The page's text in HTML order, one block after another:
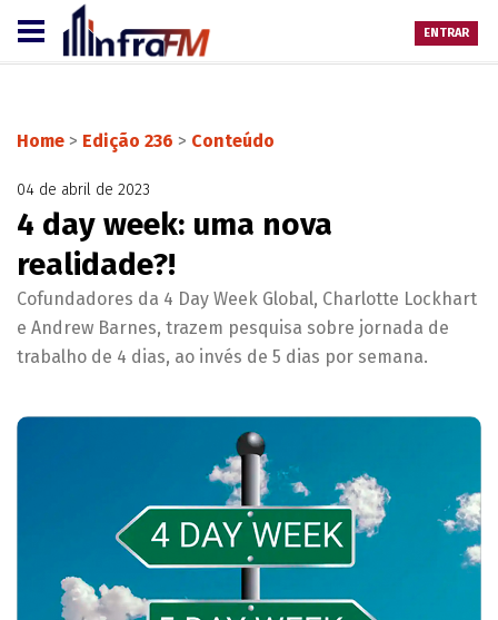
ENTRAR
Home > Edição 236 > Conteúdo
04 de abril de 2023
4 day week: uma nova
realidade?!
Cofundadores da 4 Day Week Global, Charlotte Lockhart
e Andrew Barnes, trazem pesquisa sobre jornada de
trabalho de 4 dias, ao invés de 5 dias por semana.